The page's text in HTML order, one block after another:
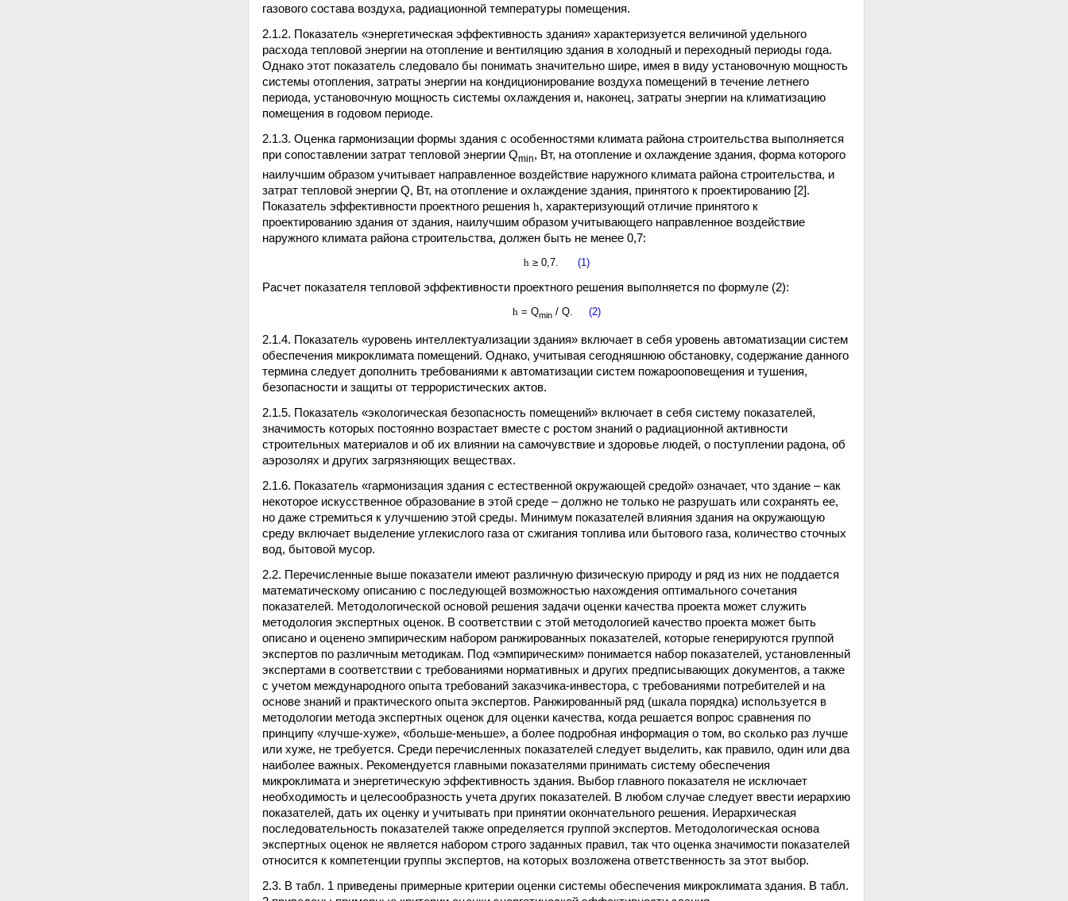
газового состава воздуха, радиационной температуры помещения.
2.1.2. Показатель «энергетическая эффективность здания» характеризуется величиной удельного
расхода тепловой энергии на отопление и вентиляцию здания в холодный и переходный периоды года.
Однако этот показатель следовало бы понимать значительно шире, имея в виду установочную мощность
системы отопления, затраты энергии на кондиционирование воздуха помещений в течение летнего
периода, установочную мощность системы охлаждения и, наконец, затраты энергии на климатизацию
помещения в годовом периоде.
2.1.3. Оценка гармонизации формы здания с особенностями климата района строительства выполняется
при сопоставлении затрат тепловой энергии Qmin, Вт, на отопление и охлаждение здания, форма которого
наилучшим образом учитывает направленное воздействие наружного климата района строительства, и
затрат тепловой энергии Q, Вт, на отопление и охлаждение здания, принятого к проектированию [2].
Показатель эффективности проектного решения h, характеризующий отличие принятого к
проектированию здания от здания, наилучшим образом учитывающего направленное воздействие
наружного климата района строительства, должен быть не менее 0,7:
h ≥ 0,7. (1)
Расчет показателя тепловой эффективности проектного решения выполняется по формуле (2):
h = Qmin / Q. (2)
2.1.4. Показатель «уровень интеллектуализации здания» включает в себя уровень автоматизации систем
обеспечения микроклимата помещений. Однако, учитывая сегодняшнюю обстановку, содержание данного
термина следует дополнить требованиями к автоматизации систем пожарооповещения и тушения,
безопасности и защиты от террористических актов.
2.1.5. Показатель «экологическая безопасность помещений» включает в себя систему показателей,
значимость которых постоянно возрастает вместе с ростом знаний о радиационной активности
строительных материалов и об их влиянии на самочувствие и здоровье людей, о поступлении радона, об
аэрозолях и других загрязняющих веществах.
2.1.6. Показатель «гармонизация здания с естественной окружающей средой» означает, что здание – как
некоторое искусственное образование в этой среде – должно не только не разрушать или сохранять ее,
но даже стремиться к улучшению этой среды. Минимум показателей влияния здания на окружающую
среду включает выделение углекислого газа от сжигания топлива или бытового газа, количество сточных
вод, бытовой мусор.
2.2. Перечисленные выше показатели имеют различную физическую природу и ряд из них не поддается
математическому описанию с последующей возможностью нахождения оптимального сочетания
показателей. Методологической основой решения задачи оценки качества проекта может служить
методология экспертных оценок. В соответствии с этой методологией качество проекта может быть
описано и оценено эмпирическим набором ранжированных показателей, которые генерируются группой
экспертов по различным методикам. Под «эмпирическим» понимается набор показателей, установленный
экспертами в соответствии с требованиями нормативных и других предписывающих документов, а также
с учетом международного опыта требований заказчика-инвестора, с требованиями потребителей и на
основе знаний и практического опыта экспертов. Ранжированный ряд (шкала порядка) используется в
методологии метода экспертных оценок для оценки качества, когда решается вопрос сравнения по
принципу «лучше-хуже», «больше-меньше», а более подробная информация о том, во сколько раз лучше
или хуже, не требуется. Среди перечисленных показателей следует выделить, как правило, один или два
наиболее важных. Рекомендуется главными показателями принимать систему обеспечения
микроклимата и энергетическую эффективность здания. Выбор главного показателя не исключает
необходимость и целесообразность учета других показателей. В любом случае следует ввести иерархию
показателей, дать их оценку и учитывать при принятии окончательного решения. Иерархическая
последовательность показателей также определяется группой экспертов. Методологическая основа
экспертных оценок не является набором строго заданных правил, так что оценка значимости показателей
относится к компетенции группы экспертов, на которых возложена ответственность за этот выбор.
2.3. В табл. 1 приведены примерные критерии оценки системы обеспечения микроклимата здания. В табл.